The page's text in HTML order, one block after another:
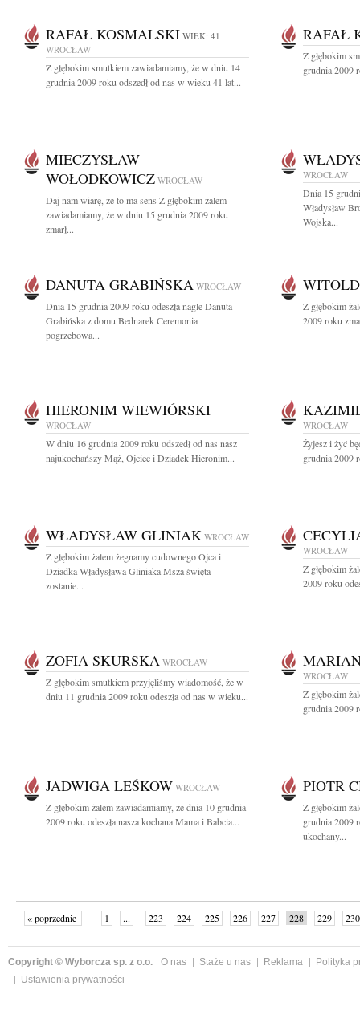
RAFAŁ KOSMALSKI WIEK: 41
WROCŁAW
Z głębokim smutkiem zawiadamiamy, że w dniu 14
grudnia 2009 roku odszedł od nas w wieku 41 lat...
RAFAŁ
Z głębokim
grudnia 2009
MIECZYSŁAW
WOŁODKOWICZ WROCŁAW
Daj nam wiarę, że to ma sens Z głębokim żalem
zawiadamiamy, że w dniu 15 grudnia 2009 roku
zmarł...
WROCŁAW
Dnia 15
Władysław
Wojska...
DANUTA GRABIŃSKA WROCŁAW
Dnia 15 grudnia 2009 roku odeszła nagle Danuta
Grabińska z domu Bednarek Ceremonia
pogrzebowa...
Z głębokim
2009 roku
HIERONIM WIEWIÓRSKI
WROCŁAW
W dniu 16 grudnia 2009 roku odszedł od nas nasz
najukochańszy Mąż, Ojciec i Dziadek Hieronim...
WROCŁAW
Żyjesz i żyć
grudnia 2009
WŁADYSŁAW GLINIAK WROCŁAW
Z głębokim żalem żegnamy cudownego Ojca i
Dziadka Władysława Gliniaka Msza święta
zostanie...
WROCŁAW
Z głębokim
2009 roku
ZOFIA SKURSKA WROCŁAW
Z głębokim smutkiem przyjęliśmy wiadomość, że w
dniu 11 grudnia 2009 roku odeszła od nas w wieku...
WROCŁAW
Z głębokim
grudnia 2009
JADWIGA LEŚKOW WROCŁAW
Z głębokim żalem zawiadamiamy, że dnia 10 grudnia
2009 roku odeszła nasza kochana Mama i Babcia...
PIOTR
Z głębokim
grudnia 2009
ukochany...
« poprzednie 1 ... 223 224 225 226 227 228 229
230
Copyright © Wyborcza sp. z o.o. O nas Staże u nas Reklama
Polityka
Ustawienia prywatności